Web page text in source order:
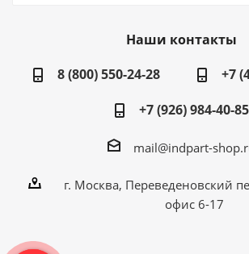
Наши контакты
8 (800) 550-24-28
+7
+7 (926) 984-40-85
mail@indpart-
г. Москва, Переведеновский
офис 6-17